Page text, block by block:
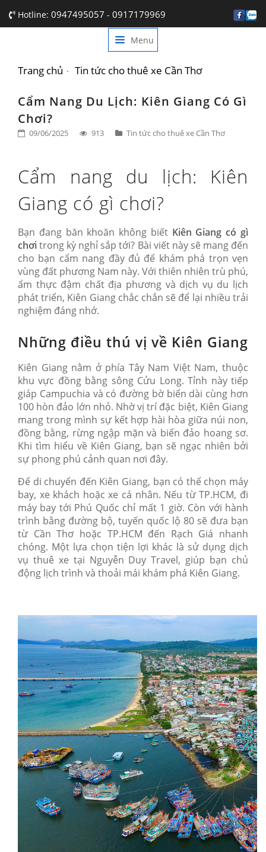
Hotline: 0947495057 - 0917179969
Menu
GIỚI THIỆU
DỊCH VỤ
BẢNG GIÁ
LIÊN HỆ
Trang chủ Tin tức cho thuê xe Cần Thơ
Cẩm Nang Du Lịch: Kiên Giang Có Gì
Chơi?
09/06/2025 913 Tin tức cho thuê xe Cần Thơ
Cẩm nang du lịch: Kiên
Giang có gì chơi?
Bạn đang băn khoăn không biết Kiên Giang có gì
chơitrong kỳ nghỉ sắp tới? Bài viết này sẽ mang đến
cho bạn cẩm nang đầy đủ để khám phá trọn vẹn
vùng đất phương Nam này. Với thiên nhiên trù phú,
ẩm thực đậm chất địa phương và dịch vụ du lịch
phát triển, Kiên Giang chắc chắn sẽ để lại nhiều trải
nghiệm đáng nhớ.
Những điều thú vị về Kiên Giang
Kiên Giang nằm ở phía Tây Nam Việt Nam, thuộc
khu vực đồng bằng sông Cửu Long. Tỉnh này tiếp
giáp Campuchia và có đường bờ biển dài cùng hơn
100 hòn đảo lớn nhỏ. Nhờ vị trí đặc biệt, Kiên Giang
mang trong mình sự kết hợp hài hòa giữa núi non,
đồng bằng, rừng ngập mặn và biển đảo hoang sơ.
Khi tìm hiểu về Kiên Giang, bạn sẽ ngạc nhiên bởi
sự phong phú cảnh quan nơi đây.
Để di chuyển đến Kiên Giang, bạn có thể chọn máy
bay, xe khách hoặc xe cá nhân. Nếu từ TP.HCM, đi
máy bay tới Phú Quốc chỉ mất 1 giờ. Còn với hành
trình bằng đường bộ, tuyến quốc lộ 80 sẽ đưa bạn
từ Cần Thơ hoặc TP.HCM đến Rạch Giá nhanh
chóng. Một lựa chọn tiện lợi khác là sử dụng dịch
vụ thuê xe tại Nguyễn Duy Travel, giúp bạn chủ
động lịch trình và thoải mái khám phá Kiên Giang.